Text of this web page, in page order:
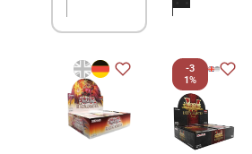
-3
1%